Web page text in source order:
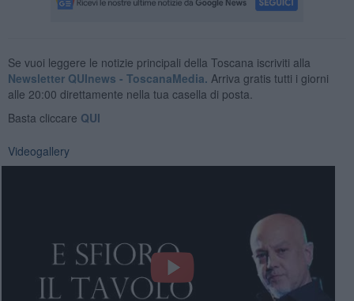
Se vuoi leggere le notizie principali della Toscana iscriviti alla
Newsletter QUInews - ToscanaMedia. Arriva gratis tutti i giorni
alle 20:00 direttamente nella tua casella di posta.
Basta cliccare QUI
Videogallery